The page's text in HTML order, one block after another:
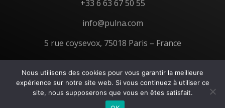
+33 6 63 67 50 55
info@pulna.com
5 rue coysevox, 75018 Paris – France
© 2026 Pulna . All Rights Reserved
Nous utilisons des cookies pour vous garantir la meilleure
expérience sur notre site web. Si vous continuez à utiliser ce
site, nous supposerons que vous en êtes satisfait.